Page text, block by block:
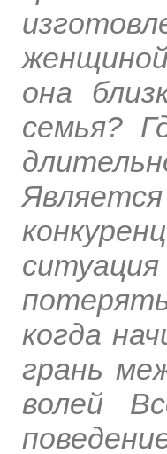
она
семья?
когда
грань
волей